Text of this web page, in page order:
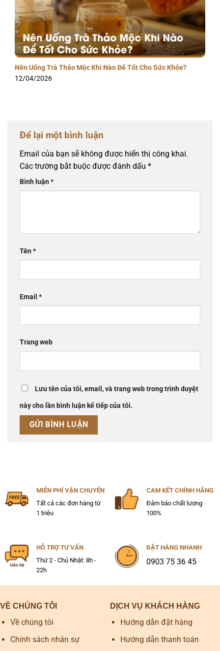
Nên Uống Trà Thảo Mộc Khi Nào Để Tốt Cho Sức Khỏe?
12/04/2026
Để lại một bình luận
Email của bạn sẽ không được hiển thị công khai.
Các trường bắt buộc được đánh dấu *
Bình luận*
Tên*
Email *
Trang web
Lưu tên của tôi, email, và trang web trong trình duyệt
này cho lần bình luận kế tiếp của tôi.
MIỄN PHÍ VẬN CHUYỂN
Tất cả các đơn hàng từ
1 triệu
CAM KẾT CHÍNH HÃNG
Đảm bảo chất lượng
100%
HỖ TRỢ TƯ VẤN
Thứ 2 - Chủ Nhật: 8h -
22h
ĐẶT HÀNG NHANH
0903 75 36 45
VỀ CHÚNG TÔI
Về chúng tôi
Chính sách nhân sự
DỊCH VỤ KHÁCH HÀNG
Hướng dẫn đặt hàng
Hướng dẫn thanh toán